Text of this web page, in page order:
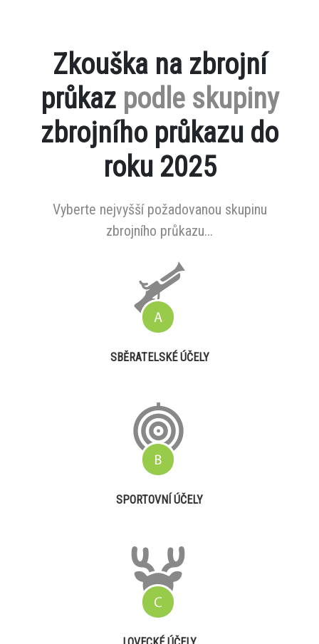
Zkouška na zbrojní
průkaz podle skupiny
zbrojního průkazu do
roku 2025
Vyberte nejvyšší požadovanou skupinu
zbrojního průkazu...
SBĚRATELSKÉ ÚČELY
SPORTOVNÍ ÚČELY